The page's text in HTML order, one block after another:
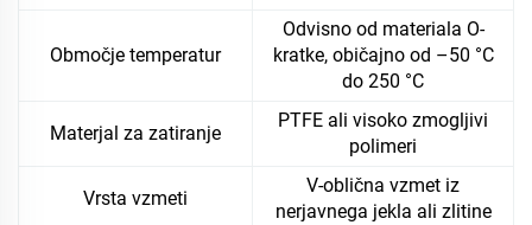
Območje temperatur
Odvisno od materiala O-
kratke, običajno od –50 °C
do 250 °C
Materjal za zatiranje
PTFE ali visoko zmogljivi
polimeri
Vrsta vzmeti
V-oblična vzmet iz
nerjavnega jekla ali zlitine